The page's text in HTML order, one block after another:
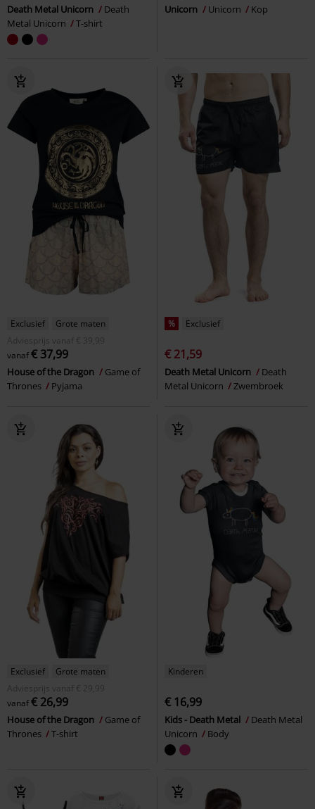
Death Metal Unicorn
Death
Metal Unicorn
T-shirt
Unicorn Unicorn Kop
Exclusief
Grote maten
Adviesprijs
vanaf € 39,99
vanaf€ 37,99
House of the Dragon
Game of
Thrones
Pyjama
% Exclusief
€ 21,59
Death Metal Unicorn
Death
Metal Unicorn
Zwembroek
Exclusief
Grote maten
Adviesprijs
vanaf € 29,99
vanaf€ 26,99
House of the Dragon
Game of
Thrones
T-shirt
Kinderen
€ 16,99
Kids - Death Metal
Death Metal
Unicorn
Body